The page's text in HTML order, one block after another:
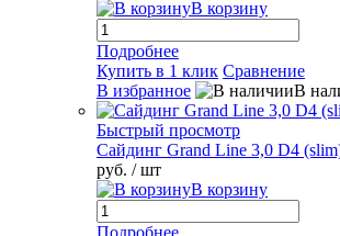
В корзину
Подробнее
Купить в 1 клик Сравнение
В избранное
В
Быстрый просмотр
Сайдинг Grand Line 3,0 D4
руб. / шт
В корзину
Подробнее